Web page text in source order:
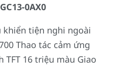
0AX0
khiển tiện nghi ngoài
Thao tác cảm ứng
TFT 16 triệu màu Giao